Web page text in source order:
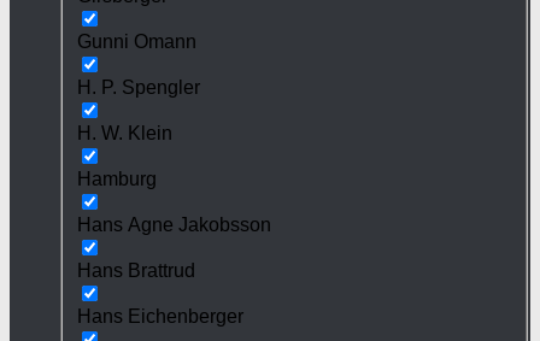
Gunni Omann
H. P. Spengler
H. W. Klein
Hamburg
Hans Agne Jakobsson
Hans Brattrud
Hans Eichenberger